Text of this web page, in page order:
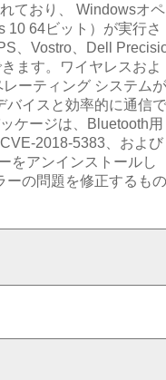
ており、 Windowsオペ
10 64ビット）が実行さ
、Vostro、Dell
ます。ワイヤレスおよ
ーティング システムが
バイスと効率的に通信で
ケージは、Bluetooth用
2018-5383、および
をアンインストールし
ーの問題を修正するもの